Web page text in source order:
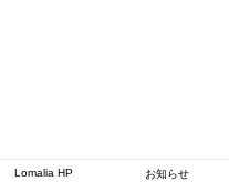
Lomalia HP お知らせ